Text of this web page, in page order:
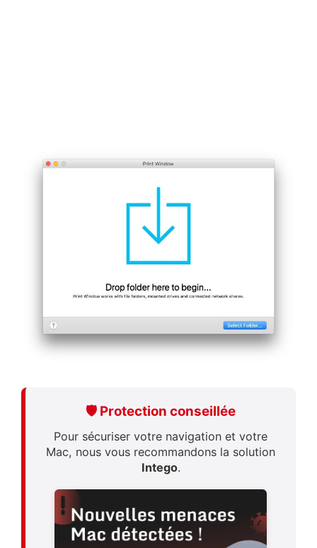
🛡️ Protection conseillée
Pour sécuriser votre navigation et votre
Mac, nous vous recommandons la solution
Intego.